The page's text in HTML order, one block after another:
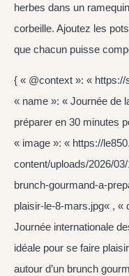
herbes dans un
corbeille. Ajoutez les
que chacun puisse
{ « @context »: «
« name »: « Journée de
préparer en 30 minutes
« image »: « https://
content/uploads/2026/
brunch-gourmand-a-
plaisir-le-8-mars.jpg« , «
Journée internationale
idéale pour se faire
autour d’un brunch